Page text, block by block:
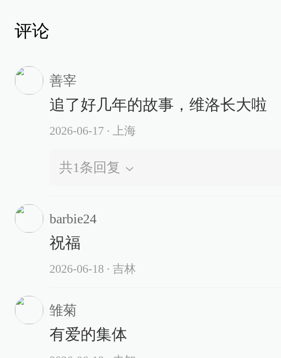
评论
善宰
追了好几年的故事，维洛长大啦
2026-06-17 ∙ 上海
共1条回复
barbie24
祝福
2026-06-18 ∙ 吉林
雏菊
有爱的集体